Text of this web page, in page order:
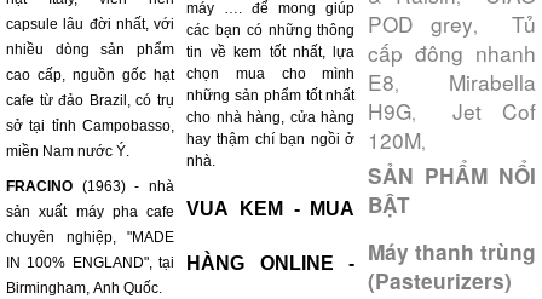
capsule lâu đời nhất, với
nhiều dòng sản phẩm
cao cấp, nguồn gốc hạt
cafe từ đảo Brazil, có trụ
sở tại tỉnh Campobasso,
miền Nam nước Ý.
FRACINO (1963) - nhà
sản xuất máy pha cafe
chuyên nghiệp, "MADE
IN 100% ENGLAND", tại
Birmingham, Anh Quốc.
máy …. để mong giúp
các bạn có những thông
tin về kem tốt nhất, lựa
chọn mua cho mình
những sản phẩm tốt nhất
cho nhà hàng, cửa hàng
hay thậm chí bạn ngồi ở
nhà.
VUA KEM - MUA
HÀNG ONLINE -
POD grey, Tủ
cấp đông nhanh
E8, Mirabella
H9G, Jet Cof
120M,
SẢN PHẨM NỔI
BẬT
Máy thanh trùng
(Pasteurizers)